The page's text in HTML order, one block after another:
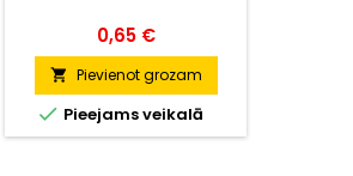
Cena
0,65 €
 Pievienot grozam
 Pieejams veikalā